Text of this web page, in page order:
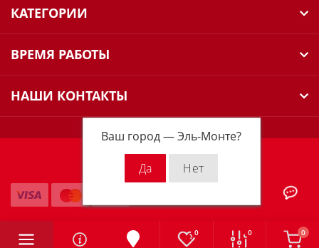
Ваш город —Эль-Монте?
0 0 0
КАТЕГОРИИ
ВРЕМЯ РАБОТЫ
НАШИ КОНТАКТЫ
Milwaukee Russia © 2026